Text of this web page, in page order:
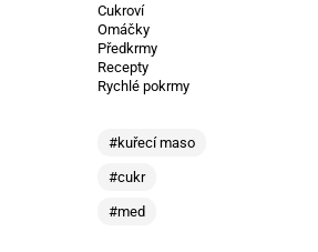
Cukroví
Omáčky
Předkrmy
Recepty
Rychlé pokrmy
#kuřecí maso
#cukr
#med